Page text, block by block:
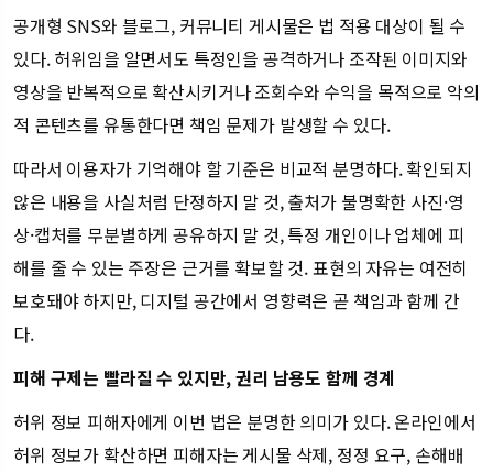
공개형 SNS와 블로그, 커뮤니티 게시물은 법 적용 대상이 될 수
있다. 허위임을 알면서도 특정인을 공격하거나 조작된 이미지와
영상을 반복적으로 확산시키거나 조회수와 수익을 목적으로 악의
적 콘텐츠를 유통한다면 책임 문제가 발생할 수 있다.
따라서 이용자가 기억해야 할 기준은 비교적 분명하다. 확인되지
않은 내용을 사실처럼 단정하지 말 것, 출처가 불명확한 사진·영
상·캡처를 무분별하게 공유하지 말 것, 특정 개인이나 업체에 피
해를 줄 수 있는 주장은 근거를 확보할 것. 표현의 자유는 여전히
보호돼야 하지만, 디지털 공간에서 영향력은 곧 책임과 함께 간
다.
피해 구제는 빨라질 수 있지만, 권리 남용도 함께 경계
허위 정보 피해자에게 이번 법은 분명한 의미가 있다. 온라인에서
허위 정보가 확산하면 피해자는 게시물 삭제, 정정 요구, 손해배